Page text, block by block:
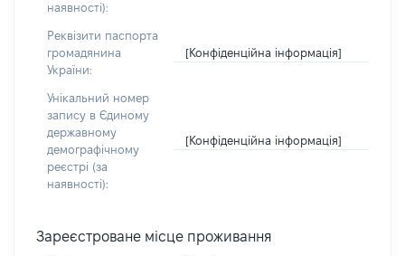
наявності):
Реквізити паспорта
громадянина
України:
[Конфіденційна інформація]
Унікальний номер
запису в Єдиному
державному
демографічному
реєстрі (за
наявності):
[Конфіденційна інформація]
Зареєстроване місце проживання